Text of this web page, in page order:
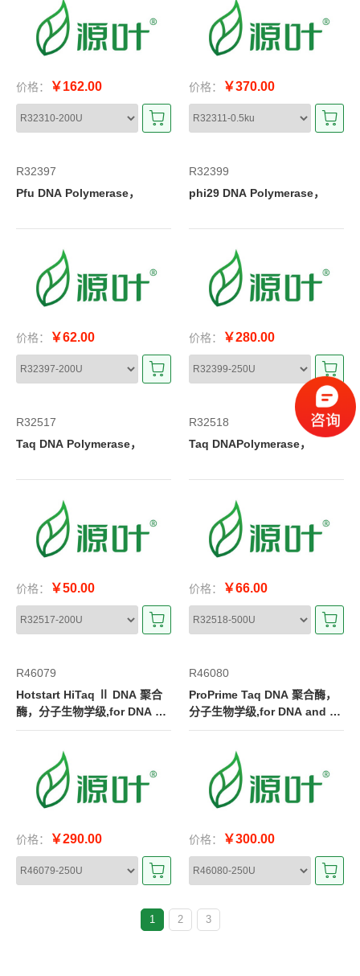
价格： ￥162.00 价格： ￥370.00
R32397
Pfu DNA Polymerase，
价格： ￥62.00
R32399
phi29 DNA Polymerase，
价格： ￥280.00
R32517
Taq DNA Polymerase，
价格： ￥50.00
R32518
Taq DNAPolymerase，
价格： ￥66.00
R46079
Hotstart HiTaq Ⅱ DNA 聚合
酶，分子生物学级,for DNA an
d RNA applications,5 U/μL
价格： ￥290.00
R46080
ProPrime Taq DNA 聚合酶，
分子生物学级,for DNA and R
NA applications,5 U/μL
价格： ￥300.00
1 2 3